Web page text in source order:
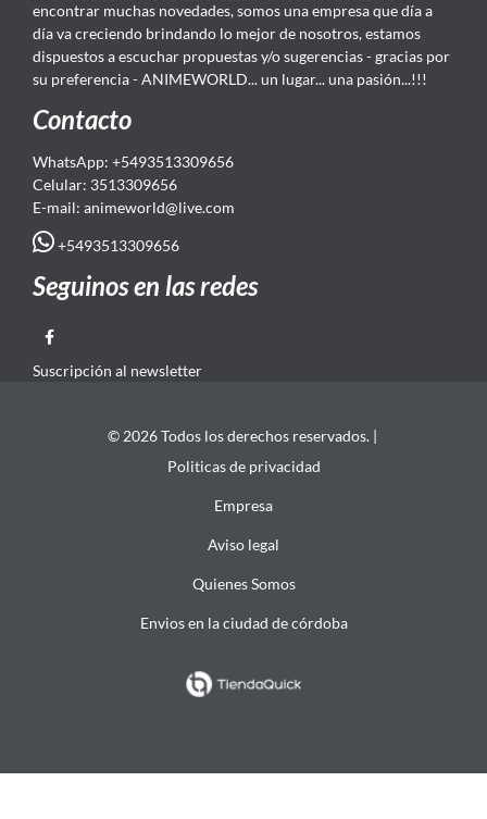
encontrar muchas novedades, somos una empresa que día a
día va creciendo brindando lo mejor de nosotros, estamos
dispuestos a escuchar propuestas y/o sugerencias - gracias por
su preferencia - ANIMEWORLD... un lugar... una pasión...!!!
Contacto
WhatsApp: +5493513309656
Celular: 3513309656
E-mail: animeworld@live.com
+5493513309656
Seguinos en las redes
Suscripción al newsletter
© 2026 Todos los derechos reservados. |
Politicas de privacidad
Empresa
Aviso legal
Quienes Somos
Envios en la ciudad de córdoba